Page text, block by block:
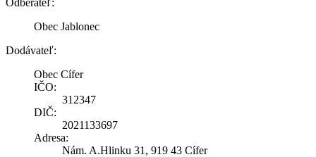
Obec Jablonec
Dodávateľ:
Obec Cífer
IČO:
312347
DIČ:
2021133697
Adresa:
Nám. A.Hlinku 31, 919 43 Cífer